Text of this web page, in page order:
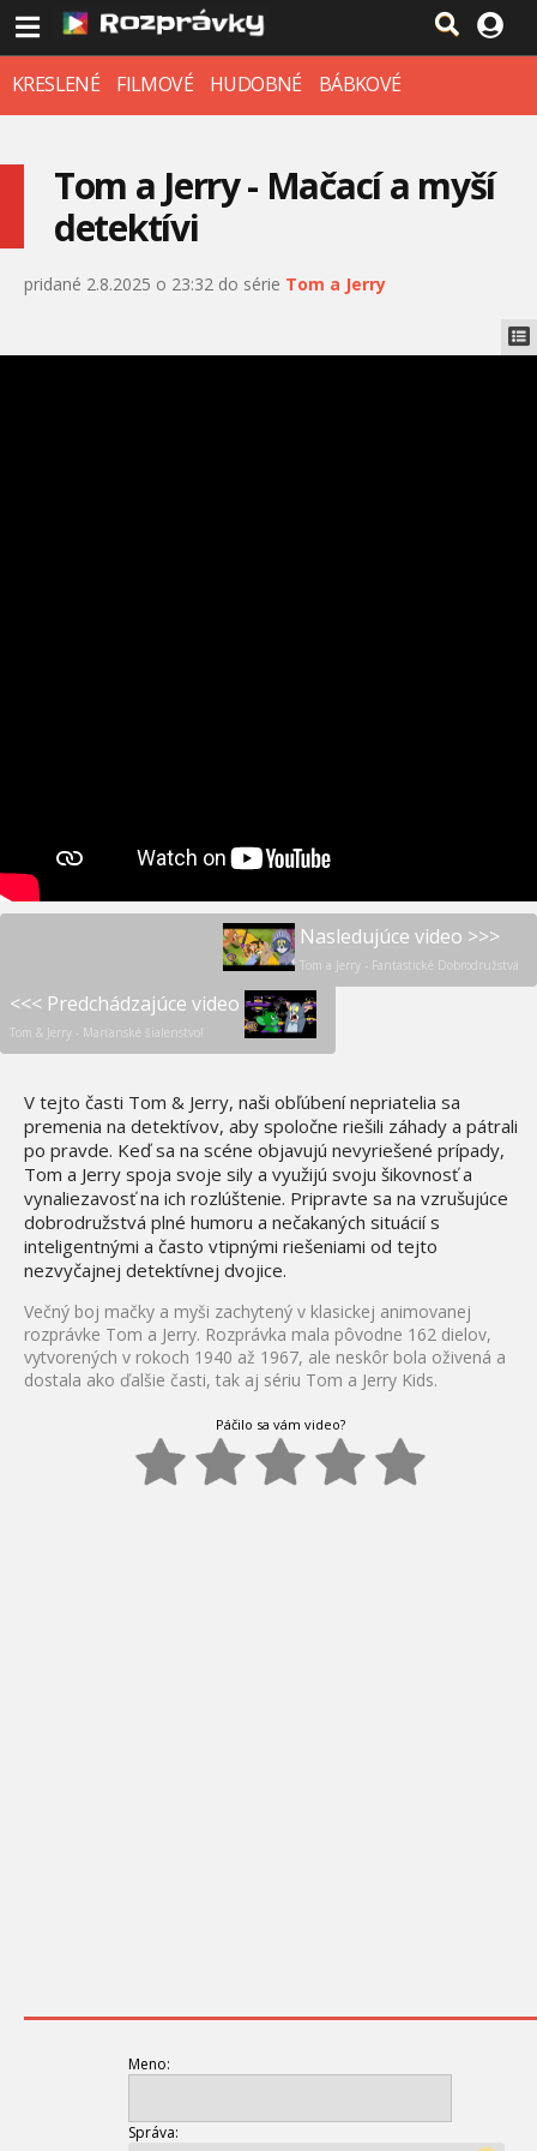
KRESLENÉ FILMOVÉ HUDOBNÉ BÁBKOVÉ
Tom a Jerry - Mačací a myší
detektívi
pridané 2.8.2025 o 23:32 do série Tom a Jerry
Nasledujúce video >>>
Tom a Jerry - Fantastické Dobrodružstvá
<<< Predchádzajúce video
Tom & Jerry - Marťanské šialenstvo!
V tejto časti Tom & Jerry, naši obľúbení nepriatelia sa
premenia na detektívov, aby spoločne riešili záhady a pátrali
po pravde. Keď sa na scéne objavujú nevyriešené prípady,
Tom a Jerry spoja svoje sily a využijú svoju šikovnosť a
vynaliezavosť na ich rozlúštenie. Pripravte sa na vzrušujúce
dobrodružstvá plné humoru a nečakaných situácií s
inteligentnými a často vtipnými riešeniami od tejto
nezvyčajnej detektívnej dvojice.
Večný boj mačky a myši zachytený v klasickej animovanej
rozprávke Tom a Jerry. Rozprávka mala pôvodne 162 dielov,
vytvorených v rokoch 1940 až 1967, ale neskôr bola oživená a
dostala ako ďalšie časti, tak aj sériu Tom a Jerry Kids.
Páčilo sa vám video?
Meno:
Správa: